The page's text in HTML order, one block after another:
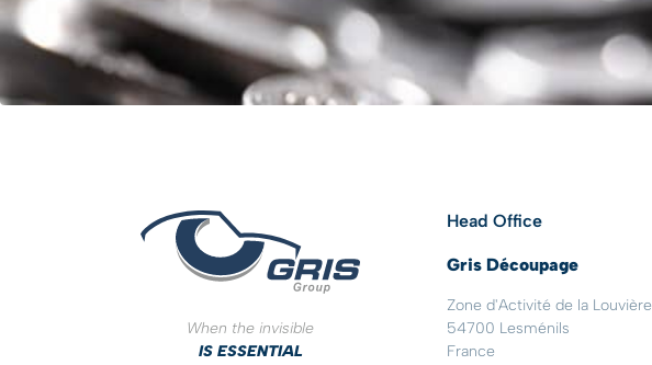
When the invisible
IS ESSENTIAL
Head Office
Gris Découpage
Zone d'Activité de la Louvière
54700 Lesménils
France